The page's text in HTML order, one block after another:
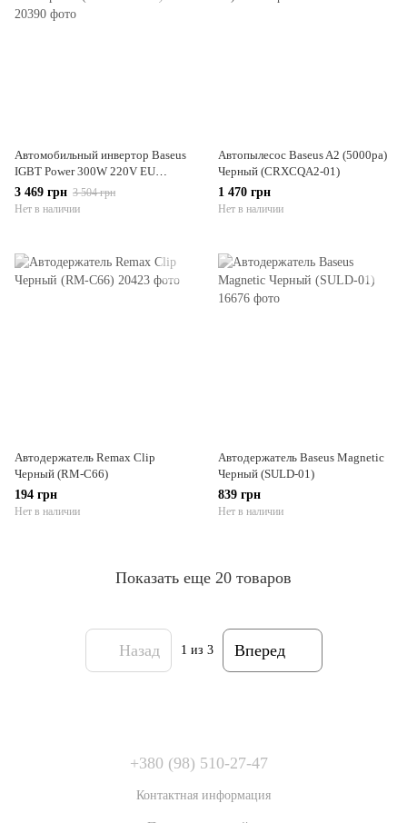
Автомобильный инвертор Baseus
IGBT Power 300W 220V EU
Черный (CGNB010101)
3 469 грн 3 504 грн
Нет в наличии
Автопылесос Baseus A2 (5000pa)
Черный (CRXCQA2-01)
1 470 грн
Нет в наличии
Автодержатель Remax Clip
Черный (RM-C66)
194 грн
Нет в наличии
Автодержатель Baseus Magnetic
Черный (SULD-01)
839 грн
Нет в наличии
Показать еще 20 товаров
Назад 1 из 3 Вперед
+380 (98) 510-27-47
Контактная информация